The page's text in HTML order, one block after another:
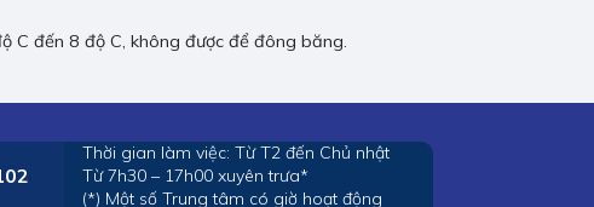
C đến 8 độ C, không được để đông băng.
Thời gian làm việc: Từ T2 đến Chủ nhật
Từ 7h30 – 17h00 xuyên trưa*
(*) Một số Trung tâm có giờ hoạt động